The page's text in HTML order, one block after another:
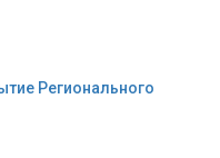
Регионального